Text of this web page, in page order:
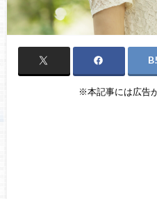
※本記事には広告